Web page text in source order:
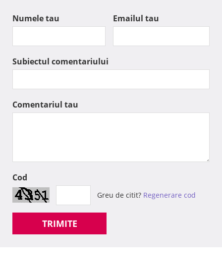
Numele tau Emailul tau
Subiectul comentariului
Comentariul tau
Cod
Greu de citit? Regenerare cod
TRIMITE